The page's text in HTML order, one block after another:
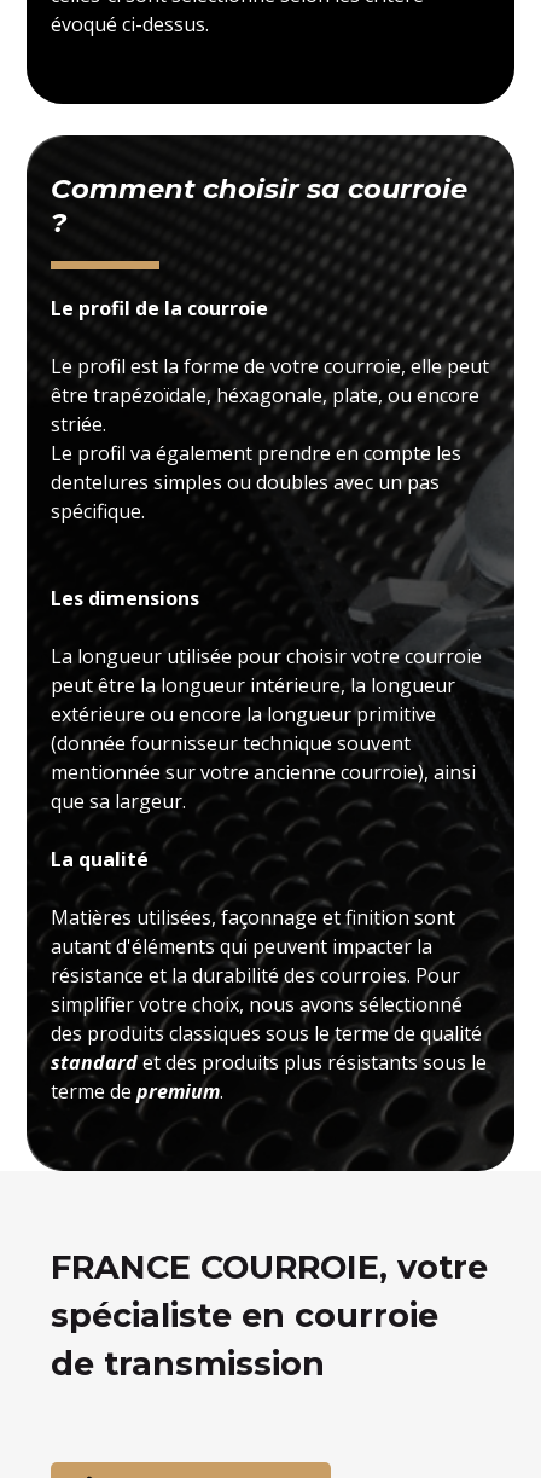
évoqué ci-dessus.
Comment choisir sa courroie
?
Le profil de la courroie
Le profil est la forme de votre courroie, elle peut
être trapézoïdale, héxagonale, plate, ou encore
striée.
Le profil va également prendre en compte les
dentelures simples ou doubles avec un pas
spécifique.
Les dimensions
La longueur utilisée pour choisir votre courroie
peut être la longueur intérieure, la longueur
extérieure ou encore la longueur primitive
(donnée fournisseur technique souvent
mentionnée sur votre ancienne courroie), ainsi
que sa largeur.
La qualité
Matières utilisées, façonnage et finition sont
autant d'éléments qui peuvent impacter la
résistance et la durabilité des courroies. Pour
simplifier votre choix, nous avons sélectionné
des produits classiques sous le terme de qualité
standardet des produits plus résistants sous le
terme depremium.
FRANCE COURROIE, votre
spécialiste en courroie
de transmission